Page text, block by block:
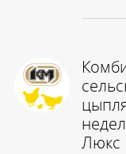
Люкс